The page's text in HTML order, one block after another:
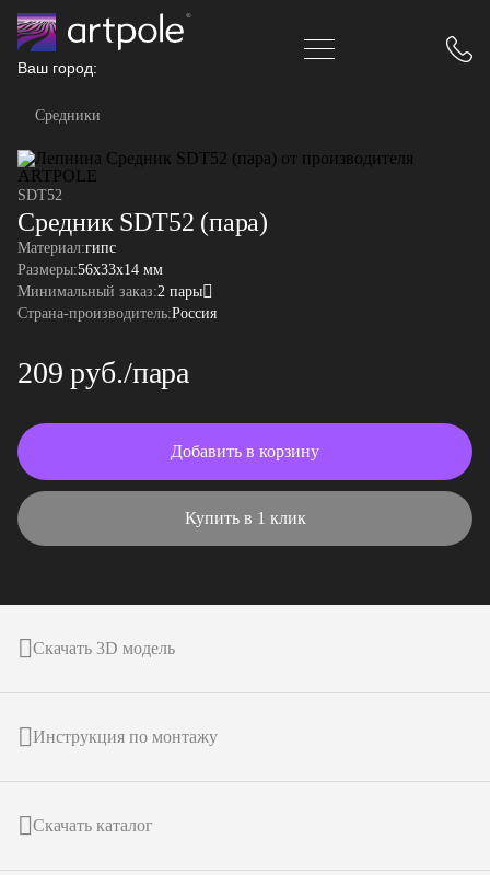
Ваш город:
Средники
SDT52
Средник SDT52 (пара)
Материал:гипс
Размеры:56x33x14 мм
Минимальный заказ:2 пары
Страна-производитель:Россия
209 руб./пара
Добавить в корзину
Купить в 1 клик
Скачать 3D модель
Инструкция по монтажу
Скачать каталог